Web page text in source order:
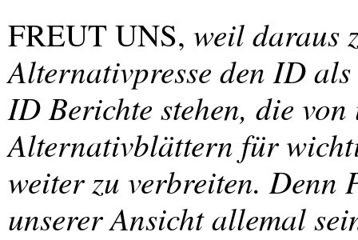
FREUTUNS, weil daraus
Alternativpresse den ID
ID Berichte stehen, die
Alternativblättern für
weiter zu verbreiten. Denn
unserer Ansicht allemal